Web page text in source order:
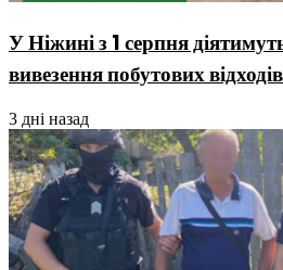
У Ніжині з 1 серпня
вивезення побутових відходів
3 дні назад